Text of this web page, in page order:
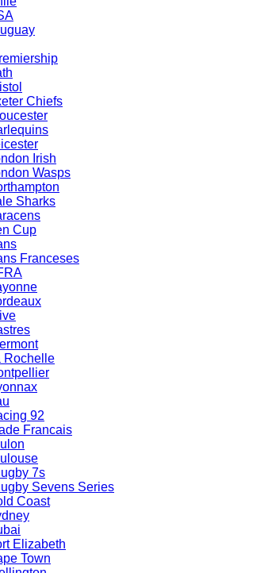
Chiefs
Irish
Wasps
Sharks
Cup
Franceses
Rochelle
92
Francais
7s
Sevens Series
Coast
Elizabeth
Town